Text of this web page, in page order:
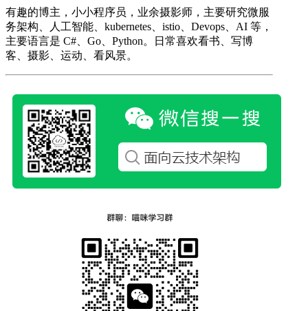
有趣的博主，小小程序员，业余摄影师，主要研究微服
务架构、人工智能、kubernetes、istio、Devops、AI 等，
主要语言是 C#、Go、Python。日常喜欢看书、写博
客、摄影、运动、看风景。